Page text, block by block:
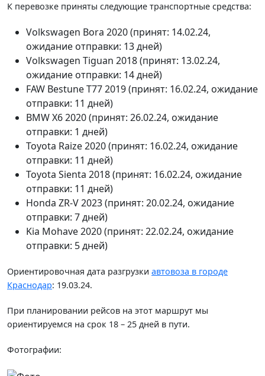
К перевозке приняты следующие транспортные средства:
Volkswagen Bora 2020 (принят: 14.02.24,
ожидание отправки: 13 дней)
Volkswagen Tiguan 2018 (принят: 13.02.24,
ожидание отправки: 14 дней)
FAW Bestune T77 2019 (принят: 16.02.24, ожидание
отправки: 11 дней)
BMW X6 2020 (принят: 26.02.24, ожидание
отправки: 1 дней)
Toyota Raize 2020 (принят: 16.02.24, ожидание
отправки: 11 дней)
Toyota Sienta 2018 (принят: 16.02.24, ожидание
отправки: 11 дней)
Honda ZR-V 2023 (принят: 20.02.24, ожидание
отправки: 7 дней)
Kia Mohave 2020 (принят: 22.02.24, ожидание
отправки: 5 дней)
Ориентировочная дата разгрузки автовоза в городе
Краснодар: 19.03.24.
При планировании рейсов на этот маршрут мы
ориентируемся на срок 18 – 25 дней в пути.
Фотографии: